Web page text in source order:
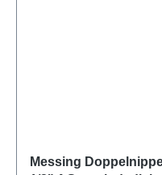
Messing